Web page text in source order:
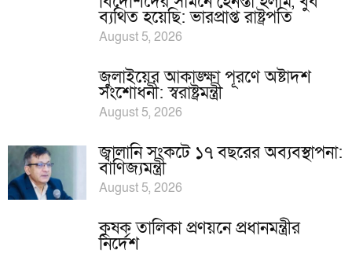
ব্যথিত হয়েছি: ভারপ্রাপ্ত রাষ্ট্রপতি
August 5, 2026
জুলাইয়ের আকাঙ্ক্ষা পূরণে অষ্টাদশ
সংশোধনী: স্বরাষ্ট্রমন্ত্রী
August 5, 2026
জ্বালানি সংকটে ১৭ বছরের অব্যবস্থাপনা:
বাণিজ্যমন্ত্রী
August 5, 2026
কৃষক তালিকা প্রণয়নে প্রধানমন্ত্রীর
নির্দেশ